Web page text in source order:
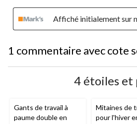
Affiché initialement sur
1 commentaire avec cote
4 étoiles et
Gants de travail à
paume double en
Mitaines de
pour l'hiver